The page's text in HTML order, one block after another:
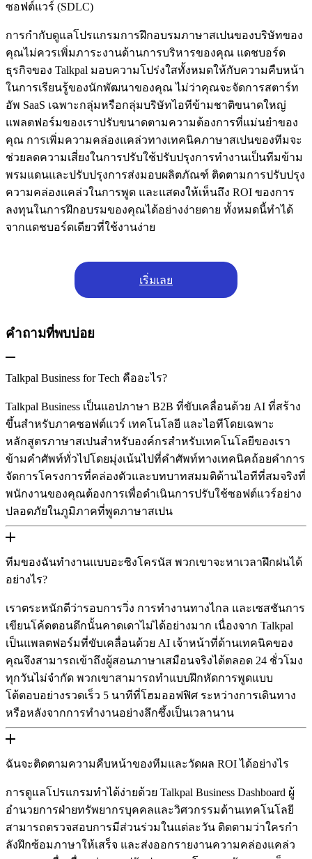
ซอฟต์แวร์ (SDLC)
การกํากับดูแลโปรแกรมการฝึกอบรมภาษาสเปนของบริษัทของ
คุณไม่ควรเพิ่มภาระงานด้านการบริหารของคุณ แดชบอร์ด
ธุรกิจของ Talkpal มอบความโปร่งใสทั้งหมดให้กับความคืบหน้า
ในการเรียนรู้ของนักพัฒนาของคุณ ไม่ว่าคุณจะจัดการสตาร์ท
อัพ SaaS เฉพาะกลุ่มหรือกลุ่มบริษัทไอทีข้ามชาติขนาดใหญ่
แพลตฟอร์มของเราปรับขนาดตามความต้องการที่แม่นยําของ
คุณ การเพิ่มความคล่องแคล่วทางเทคนิคภาษาสเปนของทีมจะ
ช่วยลดความเสี่ยงในการปรับใช้ปรับปรุงการทํางานเป็นทีมข้าม
พรมแดนและปรับปรุงการส่งมอบผลิตภัณฑ์ ติดตามการปรับปรุง
ความคล่องแคล่วในการพูด และแสดงให้เห็นถึง ROI ของการ
ลงทุนในการฝึกอบรมของคุณได้อย่างง่ายดาย ทั้งหมดนี้ทําได้
จากแดชบอร์ดเดียวที่ใช้งานง่าย
เริ่มเลย
คําถามที่พบบ่อย
Talkpal Business for Tech คืออะไร?
Talkpal Business เป็นแอปภาษา B2B ที่ขับเคลื่อนด้วย AI ที่สร้าง
ขึ้นสําหรับภาคซอฟต์แวร์ เทคโนโลยี และไอทีโดยเฉพาะ
หลักสูตรภาษาสเปนสําหรับองค์กรสําหรับเทคโนโลยีของเรา
ข้ามคําศัพท์ทั่วไปโดยมุ่งเน้นไปที่คําศัพท์ทางเทคนิคถ้อยคําการ
จัดการโครงการที่คล่องตัวและบทบาทสมมติด้านไอทีที่สมจริงที่
พนักงานของคุณต้องการเพื่อดําเนินการปรับใช้ซอฟต์แวร์อย่าง
ปลอดภัยในภูมิภาคที่พูดภาษาสเปน
ทีมของฉันทํางานแบบอะซิงโครนัส พวกเขาจะหาเวลาฝึกฝนได้
อย่างไร?
เราตระหนักดีว่ารอบการวิ่ง การทํางานทางไกล และเซสชันการ
เขียนโค้ดตอนดึกนั้นคาดเดาไม่ได้อย่างมาก เนื่องจาก Talkpal
เป็นแพลตฟอร์มที่ขับเคลื่อนด้วย AI เจ้าหน้าที่ด้านเทคนิคของ
คุณจึงสามารถเข้าถึงผู้สอนภาษาเสมือนจริงได้ตลอด 24 ชั่วโมง
ทุกวันไม่จํากัด พวกเขาสามารถทําแบบฝึกหัดการพูดแบบ
โต้ตอบอย่างรวดเร็ว 5 นาทีที่โฮมออฟฟิศ ระหว่างการเดินทาง
หรือหลังจากการทํางานอย่างลึกซึ้งเป็นเวลานาน
ฉันจะติดตามความคืบหน้าของทีมและวัดผล ROI ได้อย่างไร
การดูแลโปรแกรมทําได้ง่ายด้วย Talkpal Business Dashboard ผู้
อํานวยการฝ่ายทรัพยากรบุคคลและวิศวกรรมด้านเทคโนโลยี
สามารถตรวจสอบการมีส่วนร่วมในแต่ละวัน ติดตามว่าใครกํา
ลังฝึกซ้อมภาษาให้เสร็จ และส่งออกรายงานความคล่องแคล่ว